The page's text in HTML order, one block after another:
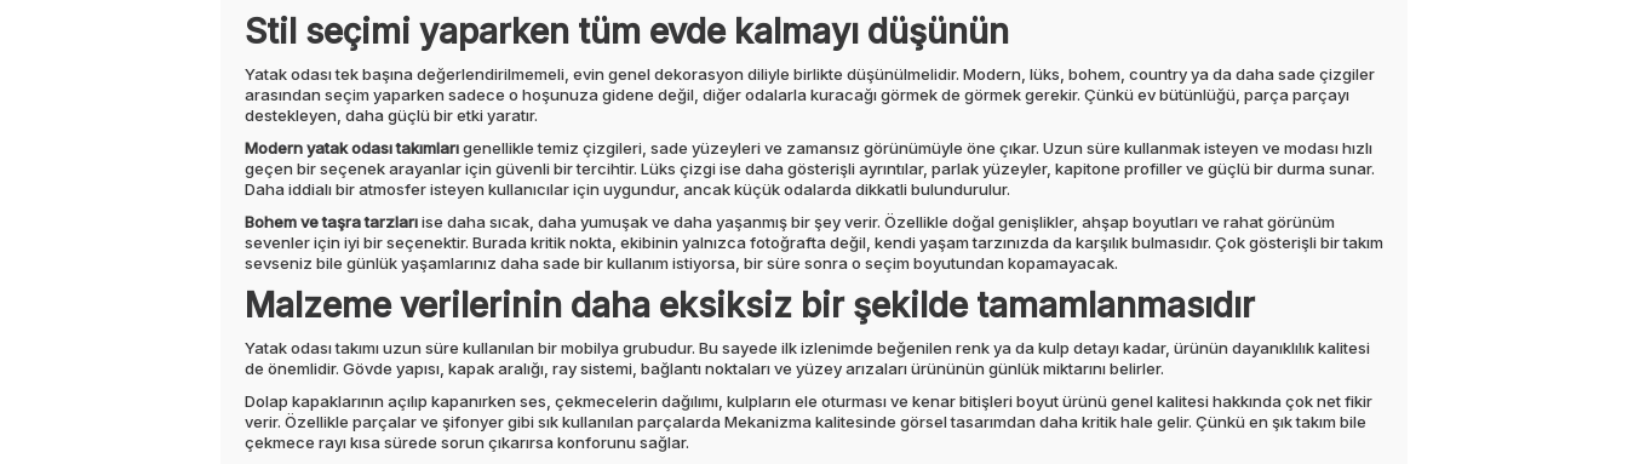
Stil seçimi yaparken tüm evde kalmayı düşünün
Yatak odası tek başına değerlendirilmemeli, evin genel dekorasyon diliyle birlikte düşünülmelidir. Modern, lüks, bohem, country ya da daha sade çizgiler
arasından seçim yaparken sadece o hoşunuza gidene değil, diğer odalarla kuracağı görmek de görmek gerekir. Çünkü ev bütünlüğü, parça parçayı
destekleyen, daha güçlü bir etki yaratır.
Modern yatak odası takımlarıgenellikle temiz çizgileri, sade yüzeyleri ve zamansız görünümüyle öne çıkar. Uzun süre kullanmak isteyen ve modası hızlı
geçen bir seçenek arayanlar için güvenli bir tercihtir. Lüks çizgi ise daha gösterişli ayrıntılar, parlak yüzeyler, kapitone profiller ve güçlü bir durma sunar.
Daha iddialı bir atmosfer isteyen kullanıcılar için uygundur, ancak küçük odalarda dikkatli bulundurulur.
Bohem ve taşra tarzlarıise daha sıcak, daha yumuşak ve daha yaşanmış bir şey verir. Özellikle doğal genişlikler, ahşap boyutları ve rahat görünüm
sevenler için iyi bir seçenektir. Burada kritik nokta, ekibinin yalnızca fotoğrafta değil, kendi yaşam tarzınızda da karşılık bulmasıdır. Çok gösterişli bir takım
sevseniz bile günlük yaşamlarınız daha sade bir kullanım istiyorsa, bir süre sonra o seçim boyutundan kopamayacak.
Malzeme verilerinin daha eksiksiz bir şekilde tamamlanmasıdır
Yatak odası takımı uzun süre kullanılan bir mobilya grubudur. Bu sayede ilk izlenimde beğenilen renk ya da kulp detayı kadar, ürünün dayanıklılık kalitesi
de önemlidir. Gövde yapısı, kapak aralığı, ray sistemi, bağlantı noktaları ve yüzey arızaları ürününün günlük miktarını belirler.
Dolap kapaklarının açılıp kapanırken ses, çekmecelerin dağılımı, kulpların ele oturması ve kenar bitişleri boyut ürünü genel kalitesi hakkında çok net fikir
verir. Özellikle parçalar ve şifonyer gibi sık kullanılan parçalarda Mekanizma kalitesinde görsel tasarımdan daha kritik hale gelir. Çünkü en şık takım bile
çekmece rayı kısa sürede sorun çıkarırsa konforunu sağlar.